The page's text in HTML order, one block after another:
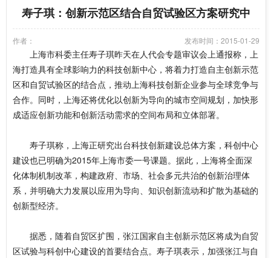
寿子琪：创新示范区结合自贸试验区方案研究中
作者： 发布时间：2015-01-29
上海市科委主任寿子琪昨天在人代会专题审议会上通报称，上
海打造具有全球影响力的科技创新中心，将着力打造自主创新示范
区和自贸试验区的结合点，推动上海科技创新企业参与全球竞争与
合作。同时，上海还将优化以创新为导向的城市空间规划，加快形
成适应创新功能和创新活动需求的空间布局和立体部署。
寿子琪称，上海正研究出台科技创新建设总体方案，科创中心
建设也已明确为2015年上海市委一号课题。据此，上海将全面深
化体制机制改革，构建政府、市场、社会多元共治的创新治理体
系，并明确大力发展以应用为导向、知识创新流动和扩散为基础的
创新型经济。
据悉，随着自贸区扩围，张江国家自主创新示范区将成为自贸
区试验与科创中心建设的首要结合点。寿子琪表示，加强张江与自